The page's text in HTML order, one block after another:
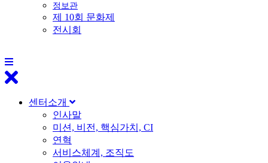
정보관
제 10회 문화제
전시회
센터소개
인사말
미션, 비전, 핵심가치, CI
연혁
서비스체계, 조직도